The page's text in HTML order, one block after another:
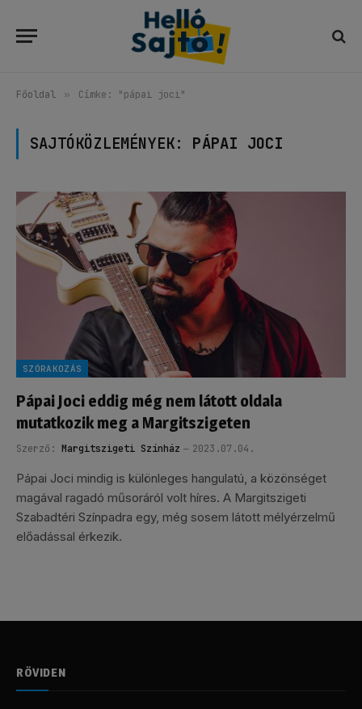
Főoldal » Címke: "pápai joci"
SAJTÓKÖZLEMÉNYEK: PÁPAI JOCI
SZÓRAKOZÁS
Pápai Joci eddig még nem látott oldala
mutatkozik meg a Margitszigeten
Szerző: Margitszigeti Színház 2023.07.04.
Pápai Joci mindig is különleges hangulatú, a közönséget
magával ragadó műsoráról volt híres. A Margitszigeti
Szabadtéri Színpadra egy, még sosem látott mélyérzelmű
előadással érkezik.
RÖVIDEN